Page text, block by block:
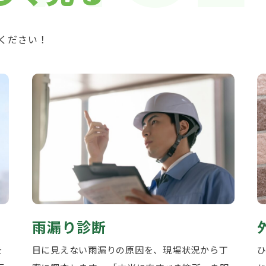
ださい！
雨漏り診断
目に見えない雨漏りの原因を、現場状況から丁